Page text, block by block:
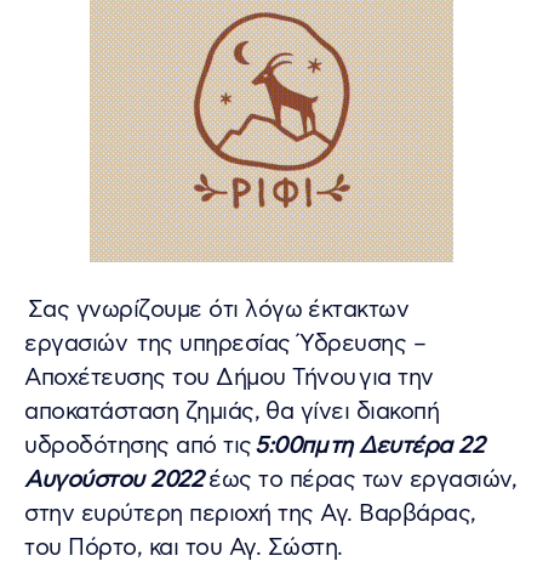
Σας γνωρίζουμε ότι λόγω έκτακτων
εργασιών της υπηρεσίας Ύδρευσης –
Αποχέτευσης του Δήμου Τήνου για την
αποκατάσταση ζημιάς, θα γίνει διακοπή
υδροδότησης από τις5:00πμτη Δευτέρα 22
Αυγούστου 2022έως το πέρας των εργασιών,
στην ευρύτερη περιοχή της Αγ. Βαρβάρας,
του Πόρτο, και του Αγ. Σώστη.